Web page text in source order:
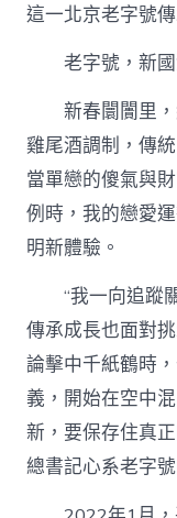
這一北京老字號
老字號，新國
新春闤闠里
雞尾酒調制，傳
當單戀的傻氣與
例時，我的戀愛
明新體驗。
“我一向追蹤
傳承成長也面對
論擊中千紙鶴時
義，開始在空中
新，要保存住真
總書記心系老字